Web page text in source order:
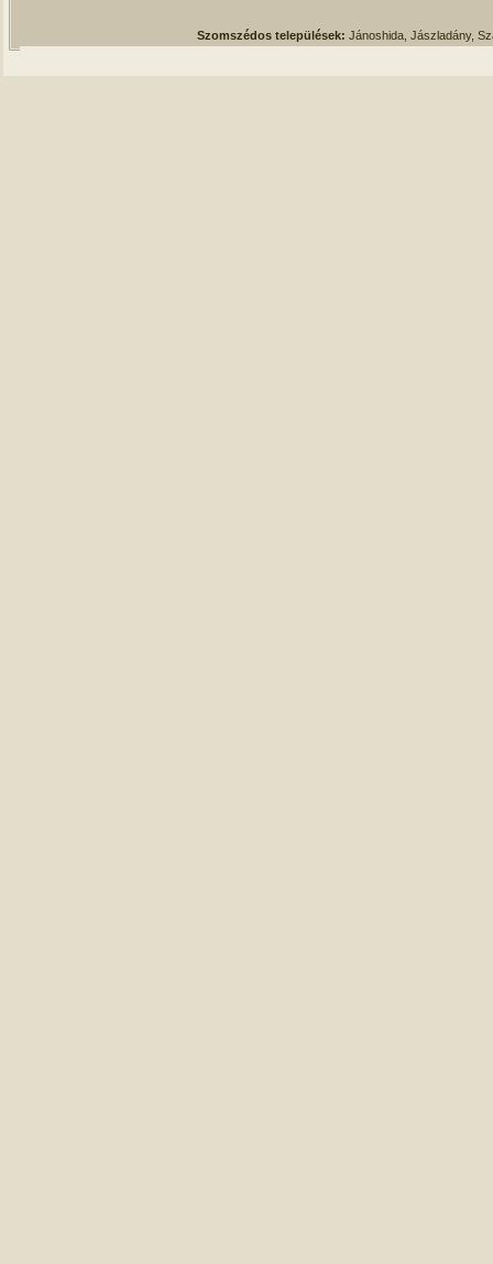
Szomszédos települések: Jánoshida, Jászladány,